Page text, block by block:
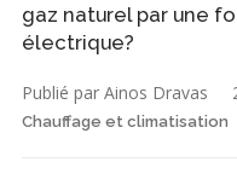
gaz naturel par une
électrique?
Publié par Ainos Dravas
Chauffage et climatisation